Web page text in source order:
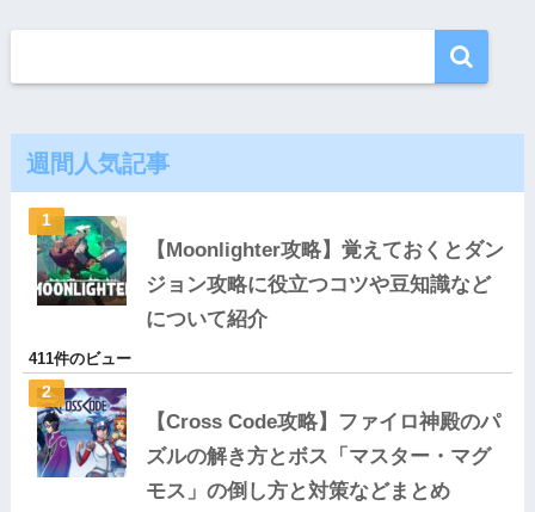
週間人気記事
【Moonlighter攻略】覚えておくとダン
ジョン攻略に役立つコツや豆知識など
について紹介
411件のビュー
【Cross Code攻略】ファイロ神殿のパ
ズルの解き方とボス「マスター・マグ
モス」の倒し方と対策などまとめ